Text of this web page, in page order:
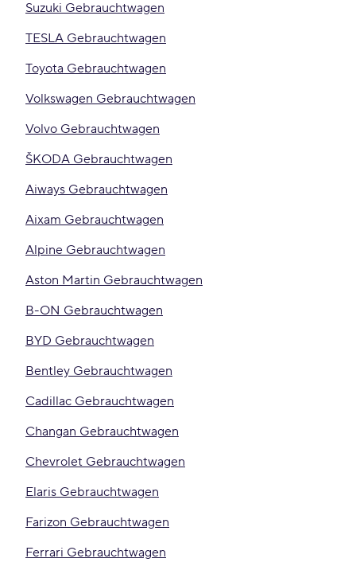
Suzuki Gebrauchtwagen
TESLA Gebrauchtwagen
Toyota Gebrauchtwagen
Volkswagen Gebrauchtwagen
Volvo Gebrauchtwagen
ŠKODA Gebrauchtwagen
Aiways Gebrauchtwagen
Aixam Gebrauchtwagen
Alpine Gebrauchtwagen
Aston Martin Gebrauchtwagen
B-ON Gebrauchtwagen
BYD Gebrauchtwagen
Bentley Gebrauchtwagen
Cadillac Gebrauchtwagen
Changan Gebrauchtwagen
Chevrolet Gebrauchtwagen
Elaris Gebrauchtwagen
Farizon Gebrauchtwagen
Ferrari Gebrauchtwagen